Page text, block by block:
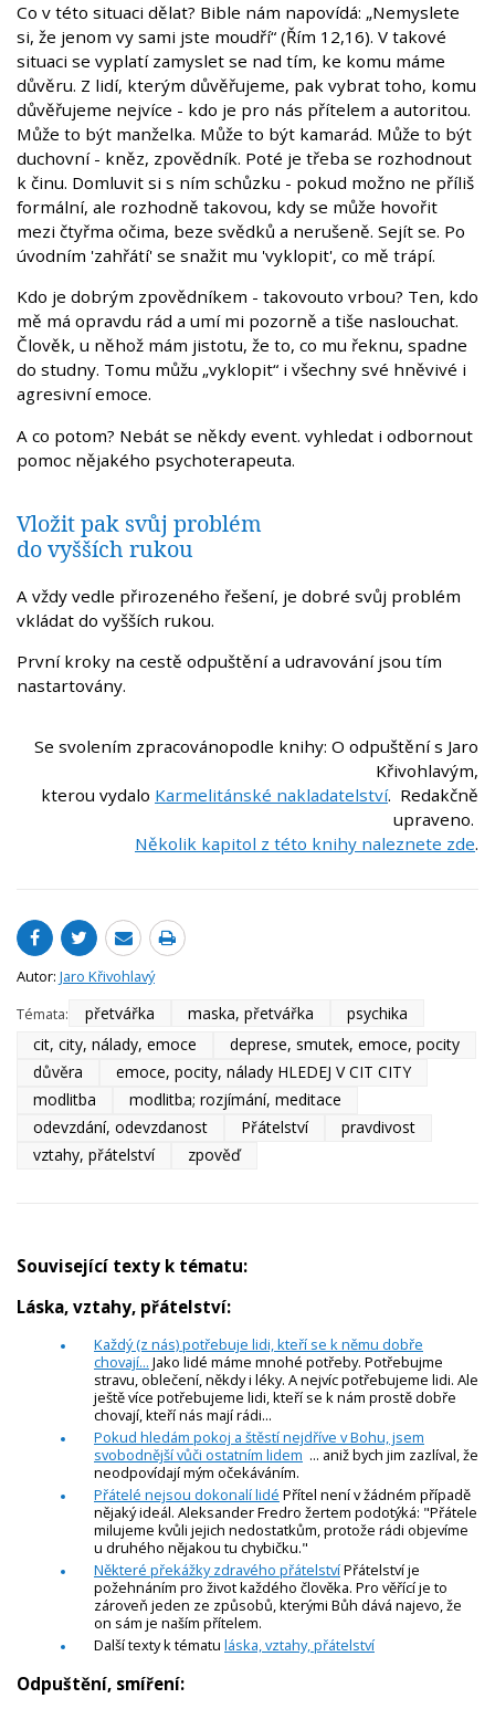
Co v této situaci dělat? Bible nám napovídá: „Nemyslete
si, že jenom vy sami jste moudří“ (Řím 12,16). V takové
situaci se vyplatí zamyslet se nad tím, ke komu máme
důvěru. Z lidí, kterým důvěřujeme, pak vybrat toho, komu
důvěřujeme nejvíce - kdo je pro nás přítelem a autoritou.
Může to být manželka. Může to být kamarád. Může to být
duchovní - kněz, zpovědník. Poté je třeba se rozhodnout
k činu. Domluvit si s ním schůzku - pokud možno ne příliš
formální, ale rozhodně takovou, kdy se může hovořit
mezi čtyřma očima, beze svědků a nerušeně. Sejít se. Po
úvodním 'zahřátí' se snažit mu 'vyklopit', co mě trápí.
Kdo je dobrým zpovědníkem - takovouto vrbou? Ten, kdo
mě má opravdu rád a umí mi pozorně a tiše naslouchat.
Člověk, u něhož mám jistotu, že to, co mu řeknu, spadne
do studny. Tomu můžu „vyklopit“ i všechny své hněvivé i
agresivní emoce.
A co potom? Nebát se někdy event. vyhledat i odbornout
pomoc nějakého psychoterapeuta.
Vložit pak svůj problém
do vyšších rukou
A vždy vedle přirozeného řešení, je dobré svůj problém
vkládat do vyšších rukou.
První kroky na cestě odpuštění a udravování jsou tím
nastartovány.
Se svolením zpracovánopodle knihy: O odpuštění s Jaro
Křivohlavým,
kterou vydalo Karmelitánské nakladatelství. ​Redakčně
upraveno.
Několik kapitol z této knihy naleznete zde.
Autor: Jaro Křivohlavý
Témata:
přetvářka maska, přetvářka
psychika
cit, city, nálady, emoce
deprese, smutek, emoce, pocity
důvěra
emoce, pocity, nálady HLEDEJ V CIT CITY
modlitba
modlitba; rozjímání, meditace
odevzdání, odevzdanost
Přátelství
pravdivost
vztahy, přátelství
zpověď
Související texty k tématu:
Láska, vztahy, přátelství:
Každý (z nás) potřebuje lidi, kteří se k němu dobře
chovají... Jako lidé máme mnohé potřeby. Potřebujme
stravu, oblečení, někdy i léky. A nejvíc potřebujeme lidi. Ale
ještě více potřebujeme lidi, kteří se k nám prostě dobře
chovají, kteří nás mají rádi...
Pokud hledám pokoj a štěstí nejdříve v Bohu, jsem
svobodnější vůči ostatním lidem ... aniž bych jim zazlíval, že
neodpovídají mým očekáváním.
Přátelé nejsou dokonalí lidé Přítel není v žádném případě
nějaký ideál. Aleksander Fredro žertem podotýká: "Přátele
milujeme kvůli jejich nedostatkům, protože rádi objevíme
u druhého nějakou tu chybičku."
Některé překážky zdravého přátelstvíPřátelství je
požehnáním pro život každého člověka. Pro věřící je to
zároveň jeden ze způsobů, kterými Bůh dává najevo, že
on sám je naším přítelem.
Další texty k tématu láska, vztahy, přátelství
Odpuštění, smíření: